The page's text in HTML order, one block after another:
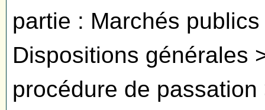
partie : Marchés
Dispositions générales
procédure de